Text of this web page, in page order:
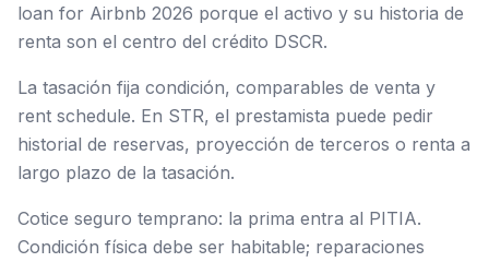
loan for Airbnb 2026 porque el activo y su historia de
renta son el centro del crédito DSCR.
La tasación fija condición, comparables de venta y
rent schedule. En STR, el prestamista puede pedir
historial de reservas, proyección de terceros o renta a
largo plazo de la tasación.
Cotice seguro temprano: la prima entra al PITIA.
Condición física debe ser habitable; reparaciones